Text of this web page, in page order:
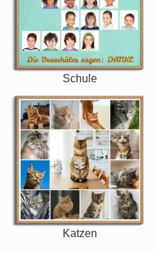
Schule
Katzen